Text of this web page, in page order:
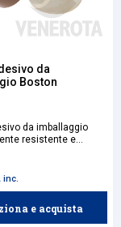
da
Boston
da imballaggio
resistente e
di scatole e
protezione e
ogni spedizione.
inc.
e acquista